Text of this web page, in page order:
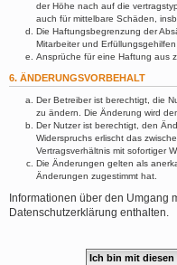
der Höhe nach auf die
auch für mittelbare Schäden,
Die Haftungsbegrenzung der
Mitarbeiter und
Ansprüche für eine Haftung aus
6. ÄNDERUNGSVORBEHALT
Der Betreiber ist berechtigt, die
zu ändern. Die Änderung wird
Der Nutzer ist berechtigt, den
Widerspruchs erlischt das
Vertragsverhältnis mit sofortiger
Die Änderungen gelten als
Änderungen zugestimmt hat.
Informationen über den Umgang
Datenschutzerklärung enthalten.